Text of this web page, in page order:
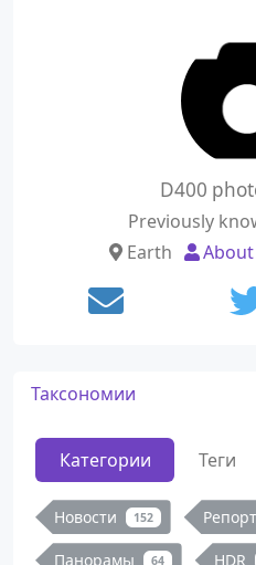
D400
Previously
Earth
About
Таксономии
Категории Теги
Новости 152
Панорамы 64 HDR